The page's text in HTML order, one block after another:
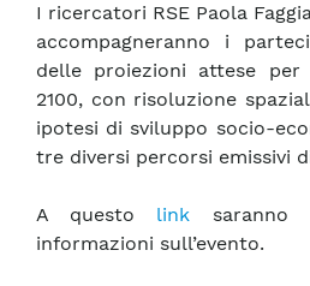
I ricercatori RSE Paola
accompagneranno i
delle proiezioni attese per
2100, con risoluzione
ipotesi di sviluppo socio-
tre diversi percorsi emissivi
A questo link saranno
informazioni sull’evento.